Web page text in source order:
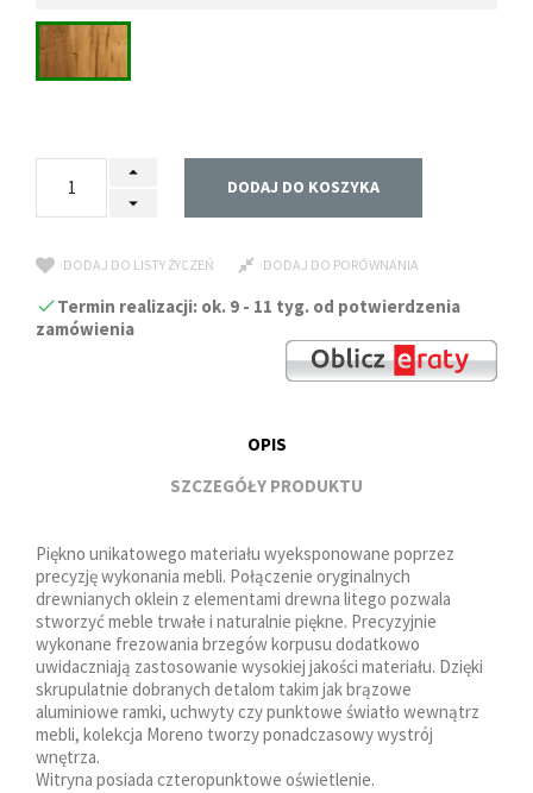
DODAJ DO KOSZYKA
DODAJ DO LISTY ŻYCZEŃ DODAJ DO PORÓWNANIA
Termin realizacji: ok. 9 - 11 tyg. od potwierdzenia
zamówienia
OPIS
SZCZEGÓŁY PRODUKTU
Piękno unikatowego materiału wyeksponowane poprzez
precyzję wykonania mebli. Połączenie oryginalnych
drewnianych oklein z elementami drewna litego pozwala
stworzyć meble trwałe i naturalnie piękne. Precyzyjnie
wykonane frezowania brzegów korpusu dodatkowo
uwidaczniają zastosowanie wysokiej jakości materiału. Dzięki
skrupulatnie dobranych detalom takim jak brązowe
aluminiowe ramki, uchwyty czy punktowe światło wewnątrz
mebli, kolekcja Moreno tworzy ponadczasowy wystrój
wnętrza.
Witryna posiada czteropunktowe oświetlenie.